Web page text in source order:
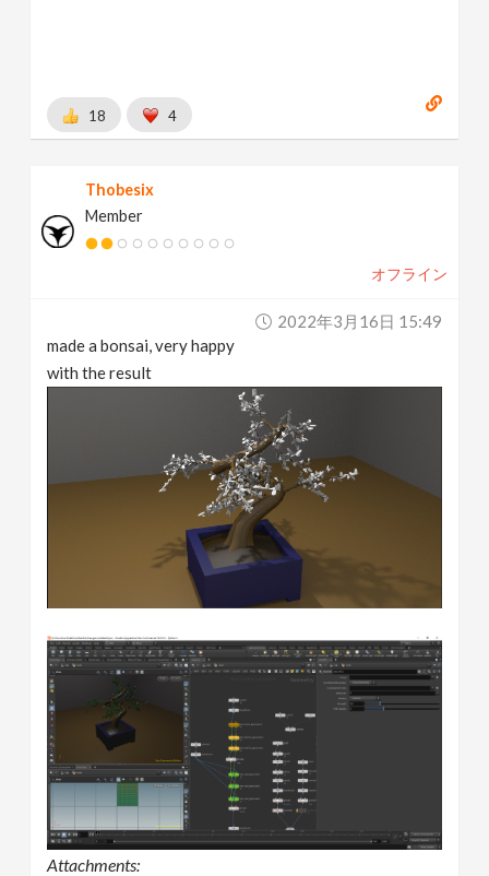
18 4
Thobesix
Member
オフライン
2022年3月16日 15:49
made a bonsai, very happy
with the result
Attachments: